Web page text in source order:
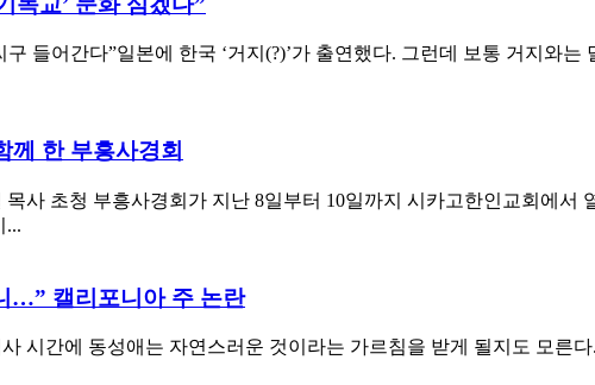
들어간다”일본에 한국 ‘거지(?)’가 출연했다. 그런데 보통 거지와
한 부흥사경회
사 초청 부흥사경회가 지난 8일부터 10일까지 시카고한인교회에
...
…” 캘리포니아 주 논란
시간에 동성애는 자연스러운 것이라는 가르침을 받게 될지도 모른